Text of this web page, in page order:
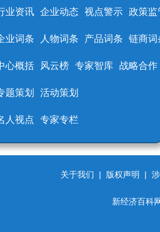
业资讯 企业动态 视点警示 政策监
业词条 人物词条 产品词条 链商词
心概括 风云榜 专家智库 战略合作
题策划 活动策划
人视点 专家专栏
关于我们 | 版权声明 |
新经济百科